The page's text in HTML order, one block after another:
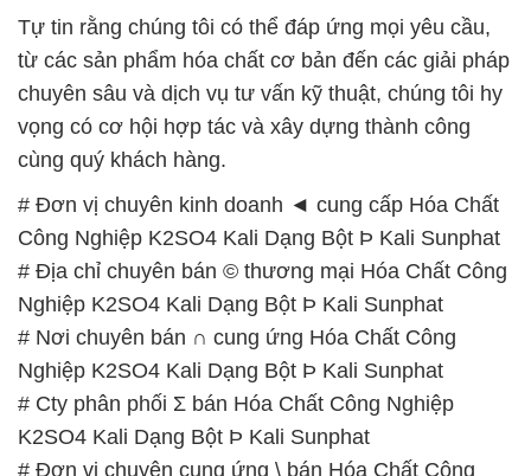
Tự tin rằng chúng tôi có thể đáp ứng mọi yêu cầu,
từ các sản phẩm hóa chất cơ bản đến các giải pháp
chuyên sâu và dịch vụ tư vấn kỹ thuật, chúng tôi hy
vọng có cơ hội hợp tác và xây dựng thành công
cùng quý khách hàng.
# Đơn vị chuyên kinh doanh ◄ cung cấp Hóa Chất
Công Nghiệp K2SO4 Kali Dạng Bột Þ Kali Sunphat
# Địa chỉ chuyên bán © thương mại Hóa Chất Công
Nghiệp K2SO4 Kali Dạng Bột Þ Kali Sunphat
# Nơi chuyên bán ∩ cung ứng Hóa Chất Công
Nghiệp K2SO4 Kali Dạng Bột Þ Kali Sunphat
# Cty phân phối Σ bán Hóa Chất Công Nghiệp
K2SO4 Kali Dạng Bột Þ Kali Sunphat
# Đơn vị chuyên cung ứng \ bán Hóa Chất Công